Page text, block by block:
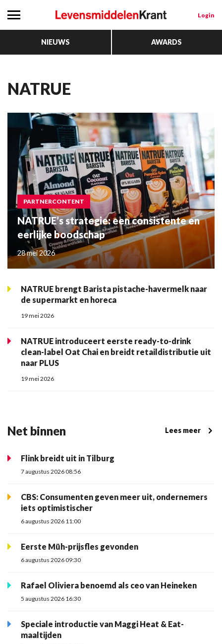
Login
NIEUWS AWARDS
NATRUE
PARTNERCONTENT
NATRUE’s strategie: een consistente en
eerlijke boodschap
28 mei 2026
NATRUE brengt Barista pistache-havermelk naar
de supermarkt en horeca
19 mei 2026
NATRUE introduceert eerste ready-to-drink
clean-label Oat Chai en breidt retaildistributie uit
naar PLUS
19 mei 2026
Net binnen Lees meer
Flink breidt uit in Tilburg
7 augustus 2026 08:56
CBS: Consumenten geven meer uit, ondernemers
iets optimistischer
6 augustus 2026 11:00
Eerste Müh-prijsfles gevonden
6 augustus 2026 09:30
Rafael Oliviera benoemd als ceo van Heineken
5 augustus 2026 16:30
Speciale introductie van Maggi Heat & Eat-
maaltijden